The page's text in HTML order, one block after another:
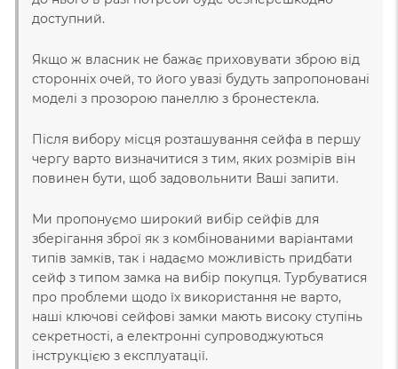
доступний.
Якщо ж власник не бажає приховувати зброю від
сторонніх очей, то його увазі будуть запропоновані
моделі з прозорою панеллю з бронестекла.
Після вибору місця розташування сейфа в першу
чергу варто визначитися з тим, яких розмірів він
повинен бути, щоб задовольнити Ваші запити.
Ми пропонуємо широкий вибір сейфів для
зберігання зброї як з комбінованими варіантами
типів замків, так і надаємо можливість придбати
сейф з типом замка на вибір покупця. Турбуватися
про проблеми щодо їх використання не варто,
наші ключові сейфові замки мають високу ступінь
секретності, а електронні супроводжуються
інструкцією з експлуатації.